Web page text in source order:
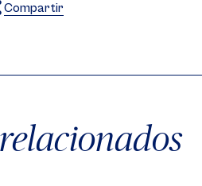
Compartir